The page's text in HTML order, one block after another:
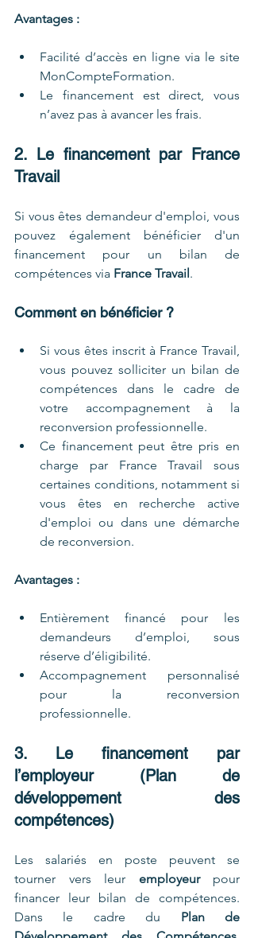
Avantages :
Facilité d’accès en ligne via le site
MonCompteFormation.
Le financement est direct, vous
n’avez pas à avancer les frais.
2. Le financement par France
Travail
Si vous êtes demandeur d'emploi, vous
pouvez également bénéficier d'un
financement pour un bilan de
compétences via France Travail.
Comment en bénéficier ?
Si vous êtes inscrit à France Travail,
vous pouvez solliciter un bilan de
compétences dans le cadre de
votre accompagnement à la
reconversion professionnelle.
Ce financement peut être pris en
charge par France Travail sous
certaines conditions, notamment si
vous êtes en recherche active
d'emploi ou dans une démarche
de reconversion.
Avantages :
Entièrement financé pour les
demandeurs d’emploi, sous
réserve d’éligibilité.
Accompagnement personnalisé
pour la reconversion
professionnelle.
3. Le financement par
l’employeur (Plan de
développement des
compétences)
Les salariés en poste peuvent se
tourner vers leur employeur pour
financer leur bilan de compétences.
Dans le cadre du Plan de